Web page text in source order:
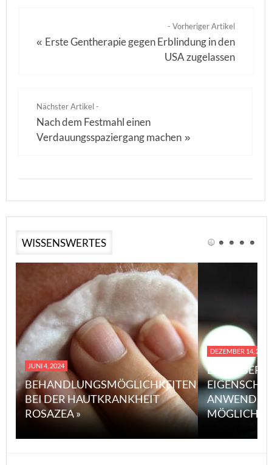
- Vorheriger Artikel
« Erste Gentherapie gegen Erblindung in den
USA zugelassen
Nächster Artikel -
Nach dem Festmahl einen
Verdauungsspaziergang machen »
WISSENSWERTES
JUNI 4, 2024
BEHANDLUNGSMÖGLICHKEITEN
BEI DER HAUTKRANKHEIT
ROSAZEA »
DEZEMBER 14, 2023
EINE
MÖGLICHE